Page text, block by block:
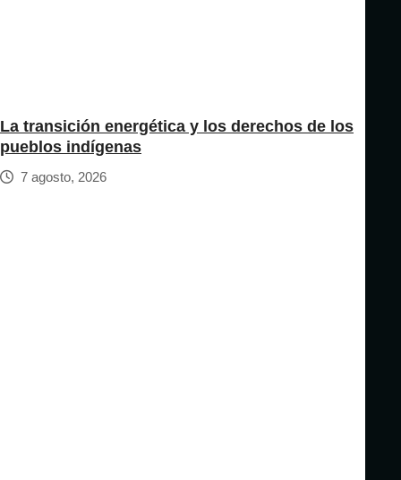
La transición energética y los derechos de los
pueblos indígenas
7 agosto, 2026